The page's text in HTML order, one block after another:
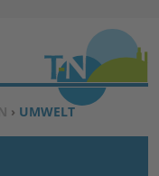
↓
› UMWELT